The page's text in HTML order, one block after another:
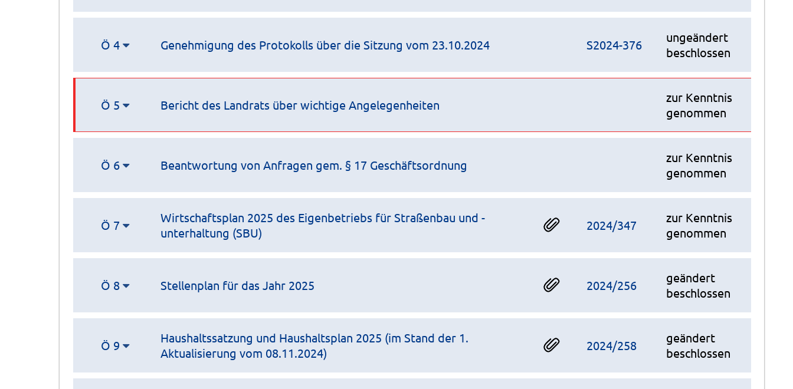
Ö 4 Genehmigung des Protokolls über die Sitzung vom 23.10.2024 S2024-376
ungeändert
beschlossen
Ö 5 Bericht des Landrats über wichtige Angelegenheiten
zur Kenntnis
genommen
Ö 6 Beantwortung von Anfragen gem. § 17 Geschäftsordnung
zur Kenntnis
genommen
Ö 7
Wirtschaftsplan 2025 des Eigenbetriebs für Straßenbau und -
unterhaltung (SBU)
2024/347
zur Kenntnis
genommen
Ö 8 Stellenplan für das Jahr 2025 2024/256
geändert
beschlossen
Ö 9
Haushaltssatzung und Haushaltsplan 2025 (im Stand der 1.
Aktualisierung vom 08.11.2024)
2024/258
geändert
beschlossen